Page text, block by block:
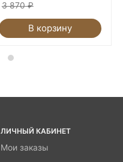
3 870 ₽
В корзину
ЛИЧНЫЙ КАБИНЕТ
Мои заказы